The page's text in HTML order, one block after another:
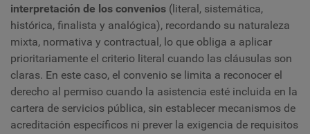
interpretación de los convenios (literal, sistemática,
histórica, finalista y analógica), recordando su naturaleza
mixta, normativa y contractual, lo que obliga a aplicar
prioritariamente el criterio literal cuando las cláusulas son
claras. En este caso, el convenio se limita a reconocer el
derecho al permiso cuando la asistencia esté incluida en la
cartera de servicios pública, sin establecer mecanismos de
acreditación específicos ni prever la exigencia de requisitos